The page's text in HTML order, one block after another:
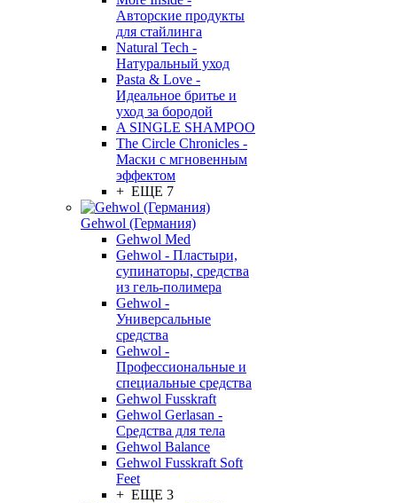
Авторские продукты
для стайлинга
Natural Tech -
Натуральный уход
Pasta & Love -
Идеальное бритье и
уход за бородой
A SINGLE SHAMPOO
The Circle Chronicles -
Маски с мгновенным
эффектом
+ ЕЩЕ 7
Gehwol (Германия)
Gehwol Med
Gehwol - Пластыри,
супинаторы, средства
из гель-полимера
Gehwol -
Универсальные
средства
Gehwol -
Профессиональные и
специальные средства
Gehwol Fusskraft
Gehwol Gerlasan -
Средства для тела
Gehwol Balance
Gehwol Fusskraft Soft
Feet
+ ЕЩЕ 3